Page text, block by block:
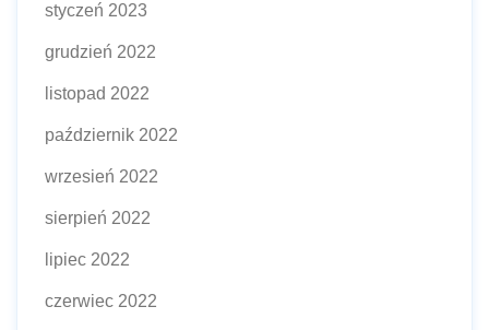
styczeń 2023
grudzień 2022
listopad 2022
październik 2022
wrzesień 2022
sierpień 2022
lipiec 2022
czerwiec 2022